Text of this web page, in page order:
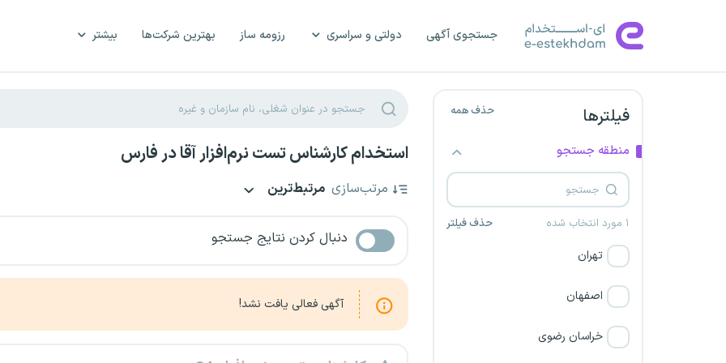
جستجوی آگهی دولتی و سراسری رزومه ساز بهترین شرکت‌ها بیشتر
فیلترها حذف همه
منطقه جستجو
۱ مورد انتخاب شده حذف فیلتر
تهران
اصفهان
خراسان رضوی
استخدام کارشناس تست نرم‌افزار آقا در فارس
مرتب‌سازی مرتبط‌ترین
دنبال کردن نتایج جستجو
آگهی فعالی یافت نشد!